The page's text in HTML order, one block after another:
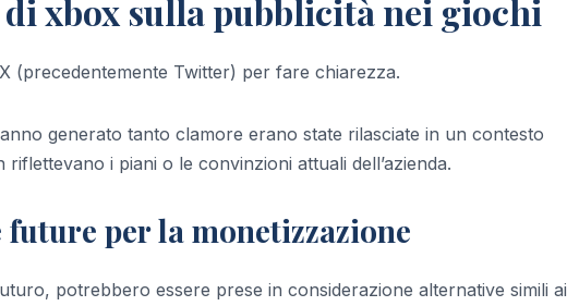
xbox sulla pubblicità nei giochi
(precedentemente Twitter) per fare chiarezza.
generato tanto clamore erano state rilasciate in un contesto
i piani o le convinzioni attuali dell’azienda.
per la monetizzazione
potrebbero essere prese in considerazione alternative simili ai